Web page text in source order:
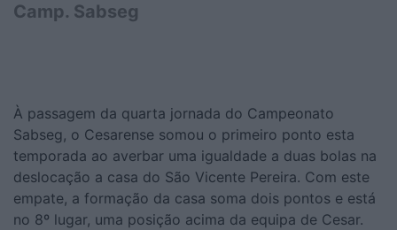
Camp. Sabseg
À passagem da quarta jornada do Campeonato
Sabseg, o Cesarense somou o primeiro ponto esta
temporada ao averbar uma igualdade a duas bolas na
deslocação a casa do São Vicente Pereira. Com este
empate, a formação da casa soma dois pontos e está
no 8º lugar, uma posição acima da equipa de Cesar.